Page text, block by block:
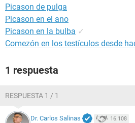
Picason de pulga
Picason en el ano
Picason en la bulba ✓
Comezón en los testículos desde
1 respuesta
RESPUESTA 1 / 1
Dr. Carlos Salinas 16.108